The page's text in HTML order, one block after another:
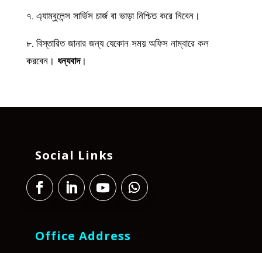
৭. এ্যাম্বুলেন্স সার্ভিস চার্জ বা ভাড়া নিশ্চিত করে নিবেন।
৮. বিস্তারিত জানার জন্য যেকোন সময় অফিস নাম্বারে কল
করবেন। ধন্যবাদ।
Social Links
Office Address